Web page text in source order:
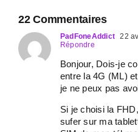
22 Commentaires
PadFoneAddict 22
Répondre
Bonjour, Dois-je
entre la 4G (ML)
je ne peux pas
Si je choisi la
sufer sur ma